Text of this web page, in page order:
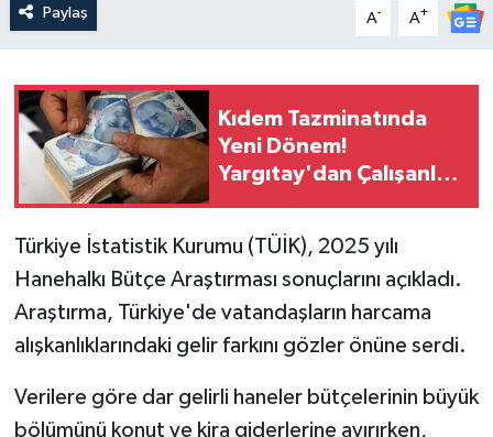
Paylaş A- A+
Kıdem Tazminatında
Yeni Dönem!
Yargıtay'dan Çalışanları
Türkiye İstatistik Kurumu (TÜİK), 2025 yılı
Hanehalkı Bütçe Araştırması sonuçlarını açıkladı.
Araştırma, Türkiye'de vatandaşların harcama
alışkanlıklarındaki gelir farkını gözler önüne serdi.
Verilere göre dar gelirli haneler bütçelerinin büyük
bölümünü konut ve kira giderlerine ayırırken,